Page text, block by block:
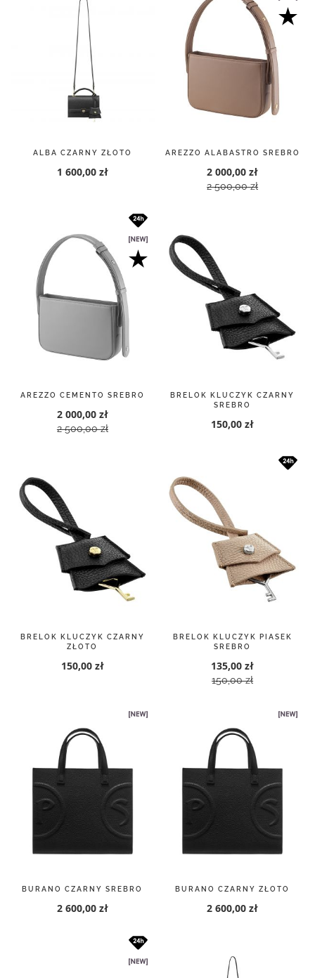
ALBA CZARNY ZŁOTO
1 600,00 zł
AREZZO ALABASTRO SREBRO
2 000,00 zł
2 500,00 zł
AREZZO CEMENTO SREBRO
2 000,00 zł
2 500,00 zł
BRELOK KLUCZYK CZARNY
SREBRO
150,00 zł
BRELOK KLUCZYK CZARNY
ZŁOTO
150,00 zł
BRELOK KLUCZYK PIASEK
SREBRO
135,00 zł
150,00 zł
BURANO CZARNY SREBRO
2 600,00 zł
BURANO CZARNY ZŁOTO
2 600,00 zł